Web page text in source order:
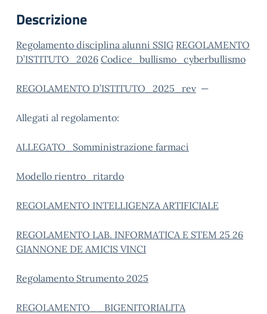
Descrizione
Regolamento disciplina alunni SSIG REGOLAMENTO
D’ISTITUTO_2026 Codice_bullismo_cyberbullismo
REGOLAMENTO D’ISTITUTO_2025_rev —
Allegati al regolamento:
ALLEGATO_Somministrazione farmaci
Modello rientro_ritardo
REGOLAMENTO INTELLIGENZA ARTIFICIALE
REGOLAMENTO LAB. INFORMATICA E STEM 25 26
GIANNONE DE AMICIS VINCI
Regolamento Strumento 2025
REGOLAMENTO__BIGENITORIALITA